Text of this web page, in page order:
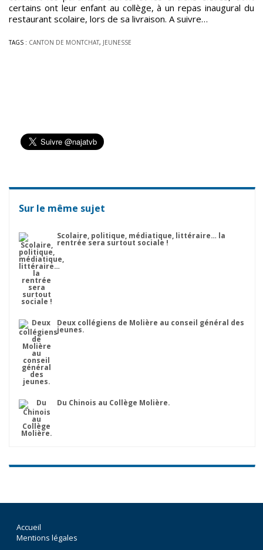
certains ont leur enfant au collège, à un repas inaugural du
restaurant scolaire, lors de sa livraison. A suivre…
TAGS : CANTON DE MONTCHAT, JEUNESSE
Sur le même sujet
Scolaire, politique, médiatique, littéraire… la
rentrée sera surtout sociale !
Deux collégiens de Molière au conseil général des
jeunes.
Du Chinois au Collège Molière.
Accueil
Mentions légales